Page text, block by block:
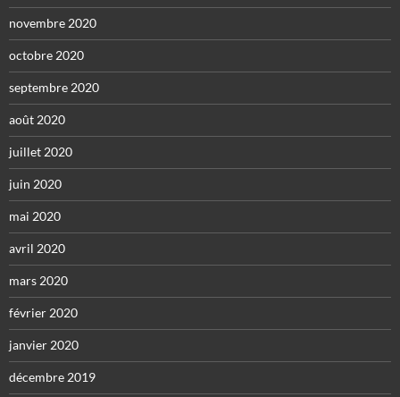
novembre 2020
octobre 2020
septembre 2020
août 2020
juillet 2020
juin 2020
mai 2020
avril 2020
mars 2020
février 2020
janvier 2020
décembre 2019